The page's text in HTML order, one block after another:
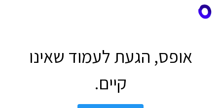
אופס, הגעת לעמוד שאינו
קיים.